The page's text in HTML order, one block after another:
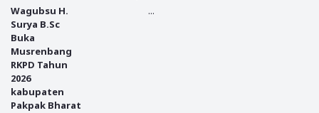
Wagubsu H.
Surya B.Sc
Buka
Musrenbang
RKPD Tahun
2026
kabupaten
Pakpak Bharat
...